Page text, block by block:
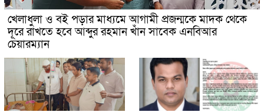
খেলাধুলা ও বই পড়ার মাধ্যমে আগামী প্রজন্মকে মাদক থেকে
দূরে রাখতে হবে আব্দুর রহমান খাঁন সাবেক এনবিআর
চেয়ারম্যান